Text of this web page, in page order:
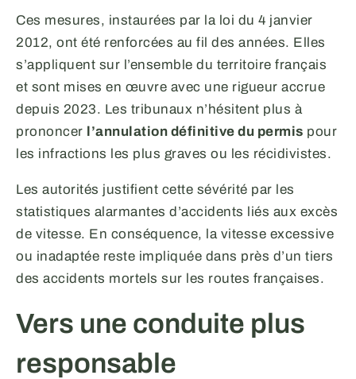
Ces mesures, instaurées par la loi du 4 janvier
2012, ont été renforcées au fil des années. Elles
s’appliquent sur l’ensemble du territoire français
et sont mises en œuvre avec une rigueur accrue
depuis 2023. Les tribunaux n’hésitent plus à
prononcer l’annulation définitive du permis pour
les infractions les plus graves ou les récidivistes.
Les autorités justifient cette sévérité par les
statistiques alarmantes d’accidents liés aux excès
de vitesse. En conséquence, la vitesse excessive
ou inadaptée reste impliquée dans près d’un tiers
des accidents mortels sur les routes françaises.
Vers une conduite plus
responsable